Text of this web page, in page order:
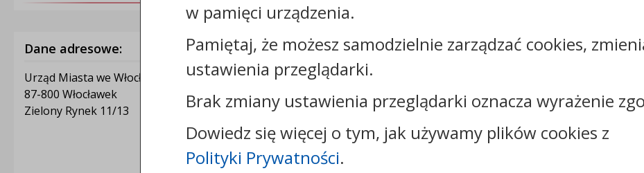
Dane adresowe:
Urząd Miasta we Włocławku
87-800 Włocławek
Zielony Rynek 11/13
Kontakt:
tel.:+48544144000
faks: +48544144444
e-mail:poczta@um.wloclawek.pl
skrytka ePUAP: /umwloclawek/SkrytkaESP lub
/umwloclawek/skrytka
strona www:
w pamięci urządzenia.
Pamiętaj, że możesz samodzielnie zarządzać cookies,
ustawienia przeglądarki.
Brak zmiany ustawienia przeglądarki oznacza wyrażenie
Dowiedz się więcej o tym, jak używamy plików cookies z
Polityki Prywatności.